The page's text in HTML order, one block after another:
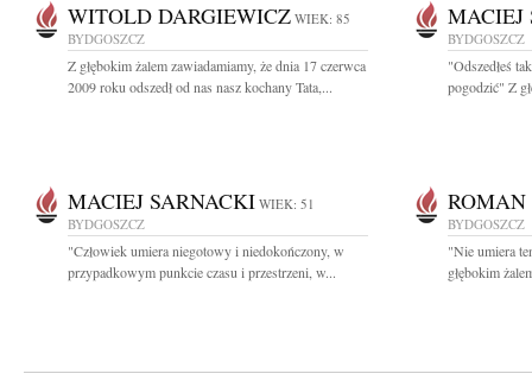
WITOLD DARGIEWICZ WIEK: 85
BYDGOSZCZ
Z głębokim żalem zawiadamiamy, że dnia 17 czerwca
2009 roku odszedł od nas nasz kochany Tata,...
MACIEJ
BYDGOSZCZ
"Odszedłeś
pogodzić" Z
MACIEJ SARNACKI WIEK: 51
BYDGOSZCZ
"Człowiek umiera niegotowy i niedokończony, w
przypadkowym punkcie czasu i przestrzeni, w...
ROMAN
BYDGOSZCZ
"Nie umiera
głębokim